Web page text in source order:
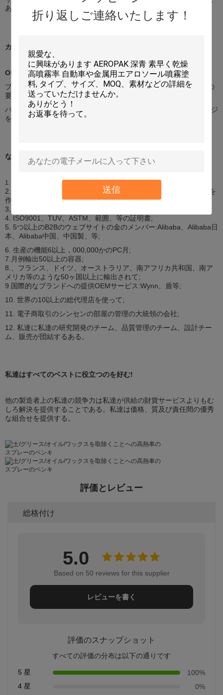
折り返しご連絡いたします！
送信
ある。
カスタム化
OEMおよびODM
プロダクト:私達は私達のTechnicistsのcomfirmationの後であなたの
要求されたプロダクトを作り出してもいい。
パッケージ: 私達はあなたの要求されたサイズに基づいてパッケージ
を設計してもいい。
なぜ私達を選びなさいか
1.
1997年に確立される、約15年間の歴史;
2. 2つの主要な工場、エーロゾルを作るチョンシャンの1を密封剤を
作るフォーシャンの1所有する;
3。4つの（4）主要なブランド:I-LIKEの大尉、IMAXのJOIN王;
4. ISO9001、TUV、ASTM、範囲、等の証明書;
5. 5つ以上のB2Bのウェブサイトの金のメンバー:Alibaba、Alibaba日
本、Alibaba中国、中国製、等;
6. 生産の機能6以上，000,000かのPC月;
7.月例輸出50以上の容器;
8.、フランス、ドイツ、オーストラリア、南アフリカ共和国、南ア
メリカ等のような50ヶ国以上に輸出されて;
9.国際的なブランドへの提供OEMサービス:Wynn、盾等;
10. 世界の10以上の総代理店を使って;
11. 電子商取引のシンセンの部屋の管理の大統領の会社;
12. 私達に私達の研究開発のチーム、品質管理のチーム、設計チー
ム、販売が団結するある。
私達はすべてのベストに役立つのを好む!
他の製造者上の私達の競争力は私達が供給の財貨サービスよりもむ
しろ解決を提供することである。私達は価格、質及び責任間の優秀
な組合せを提供する。
評価とレビュー
総格付け
5.0
Based on 50 reviews for this supplier
レビューを書く
評価のスナップショット
すべての評価の分布は以下の通りです
5 星
100%
4 星
0%